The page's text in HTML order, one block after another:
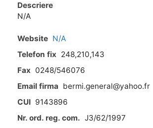
Descriere
N/A
Website N/A
Telefon fix 248,210,143
Fax 0248/546076
Email firma bermi.general@yahoo.fr
CUI 9143896
Nr. ord. reg. com. J3/62/1997